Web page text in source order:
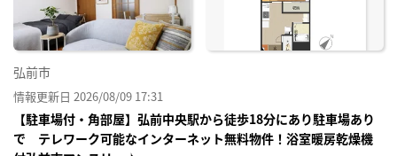
弘前市
情報更新日 2026/08/09 17:31
【駐車場付・角部屋】弘前中央駅から徒歩18分にあり駐車場あり
で テレワーク可能なインターネット無料物件！浴室暖房乾燥機